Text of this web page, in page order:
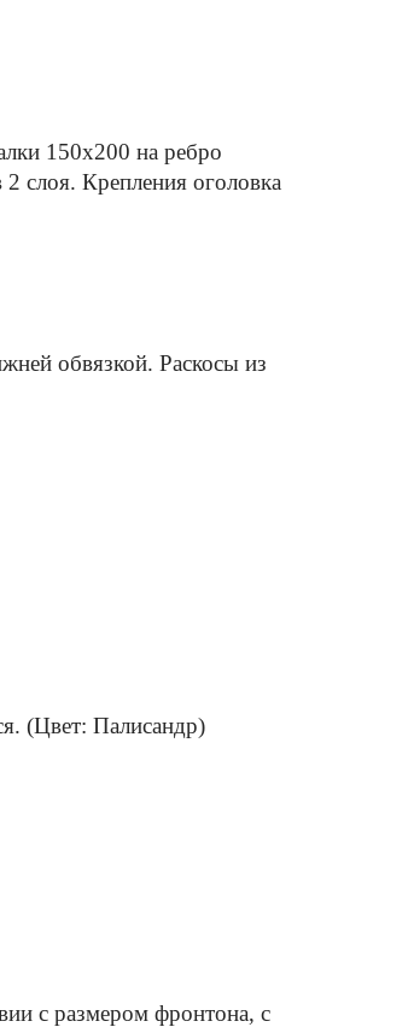
150x200 на ребро
слоя. Крепления оголовка
обвязкой. Раскосы из
(Цвет: Палисандр)
с размером фронтона, с